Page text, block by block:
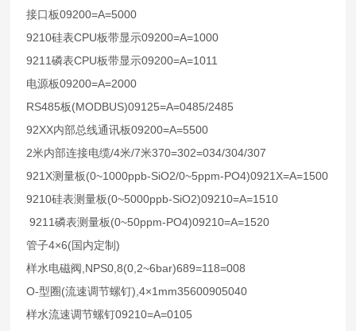
接口板09200=A=5000
9210硅表CPU板带显示09200=A=1000
9211磷表CPU板带显示09200=A=1011
电源板09200=A=2000
RS485板 (MODBUS)09125=A=0485/2485
92XX内部总线通讯板09200=A=5500
2米内部连接电缆/4米/7米370=302=034/304/307
921X测量板 (0~1000ppb-SiO2/0~5ppm-PO4)0921X=A=1500
9210硅表测量板 (0~5000ppb-SiO2)09210=A=1510
9211磷表测量板 (0~50ppm-PO4)09210=A=1520
管子4×6(国内定制)
样水电磁阀 ,NPS0,8(0,2~6bar)689=118=008
O-型圈 (流速调节螺钉),4×1mm35600905040
样水流速调节螺钉09210=A=0105